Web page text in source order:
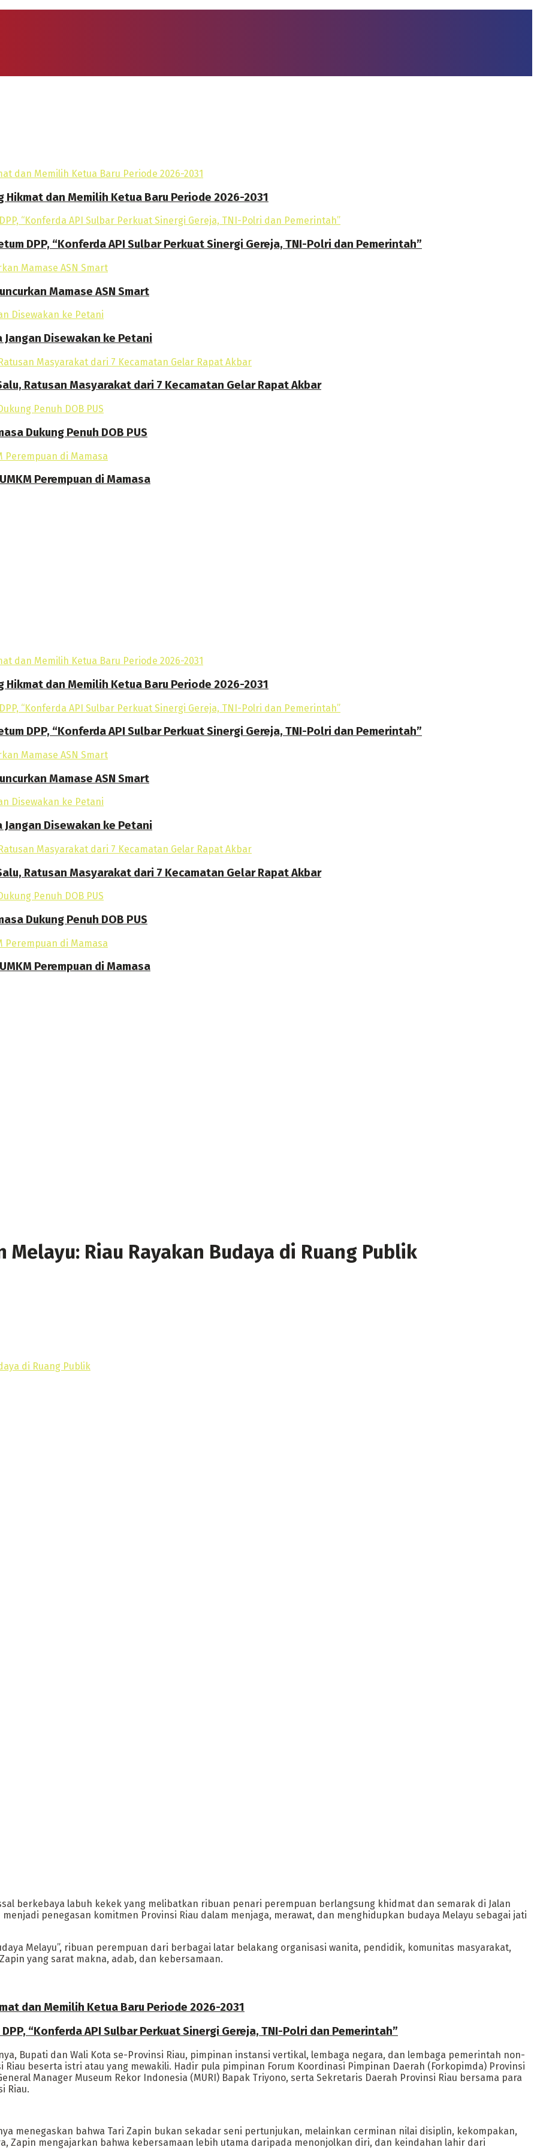
dan Memilih Ketua Baru Periode 2026-2031
DPP, “Konferda API Sulbar Perkuat Sinergi Gereja, TNI-Polri dan Pemerintah”
Mamase ASN Smart
Disewakan ke Petani
Ratusan Masyarakat dari 7 Kecamatan Gelar Rapat Akbar
Dukung Penuh DOB PUS
Perempuan di Mamasa
dan Memilih Ketua Baru Periode 2026-2031
DPP, “Konferda API Sulbar Perkuat Sinergi Gereja, TNI-Polri dan Pemerintah”
Mamase ASN Smart
Disewakan ke Petani
Ratusan Masyarakat dari 7 Kecamatan Gelar Rapat Akbar
Dukung Penuh DOB PUS
Perempuan di Mamasa
Melayu: Riau Rayakan Budaya di Ruang Publik
berkebaya labuh kekek yang melibatkan ribuan penari perempuan berlangsung khidmat dan semarak di Jalan
penegasan komitmen Provinsi Riau dalam menjaga, merawat, dan menghidupkan budaya Melayu sebagai jati
Melayu”, ribuan perempuan dari berbagai latar belakang organisasi wanita, pendidik, komunitas masyarakat,
yang sarat makna, adab, dan kebersamaan.
dan Memilih Ketua Baru Periode 2026-2031
“Konferda API Sulbar Perkuat Sinergi Gereja, TNI-Polri dan Pemerintah”
Bupati dan Wali Kota se-Provinsi Riau, pimpinan instansi vertikal, lembaga negara, dan lembaga pemerintah non-
beserta istri atau yang mewakili. Hadir pula pimpinan Forum Koordinasi Pimpinan Daerah (Forkopimda) Provinsi
Manager Museum Rekor Indonesia (MURI) Bapak Triyono, serta Sekretaris Daerah Provinsi Riau bersama para
Riau.
menegaskan bahwa Tari Zapin bukan sekadar seni pertunjukan, melainkan cerminan nilai disiplin, kekompakan,
Zapin mengajarkan bahwa kebersamaan lebih utama daripada menonjolkan diri, dan keindahan lahir dari